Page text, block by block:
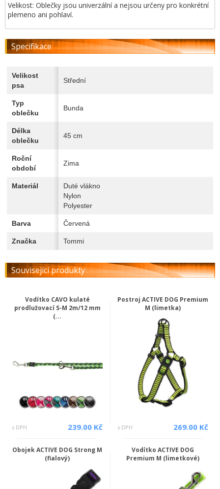
Velikost: Oblečky jsou univerzální a nejsou určeny pro konkrétní
plemeno ani pohlaví.
Specifikace
Velikost
psa
Střední
Typ
oblečku
Bunda
Délka
oblečku
45 cm
Roční
období
Zima
Materiál
Duté vlákno
Nylon
Polyester
Barva Červená
Značka Tommi
Související produkty
Vodítko CAVO kulaté
prodlužovací S-M 2m/12 mm
(...
s DPH 239.00 Kč
Postroj ACTIVE DOG Premium
M (limetka)
s DPH 269.00 Kč
Obojek ACTIVE DOG Strong M
(fialový)
Vodítko ACTIVE DOG
Premium M (limetkové)